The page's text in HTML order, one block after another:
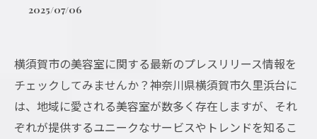
2025/07/06
横須賀市の美容室に関する最新のプレスリリース情報を
チェックしてみませんか？神奈川県横須賀市久里浜台に
は、地域に愛される美容室が数多く存在しますが、それ
ぞれが提供するユニークなサービスやトレンドを知るこ